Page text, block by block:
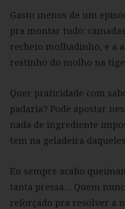
Gasto menos de um
pra montar tudo:
recheio molhadinho, e a
restinho do molho na
Quer praticidade com
padaria? Pode apostar
nada de ingrediente
tem na geladeira
Eu sempre acabo
tanta pressa… Quem
reforçado pra resolver a